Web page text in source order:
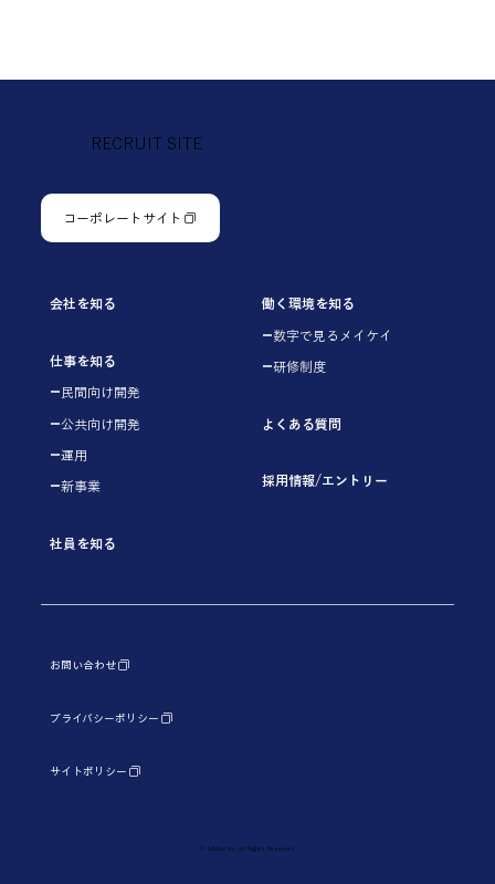
RECRUIT SITE
コーポレートサイト
会社を知る
仕事を知る
民間向け開発
公共向け開発
運用
新事業
社員を知る
働く環境を知る
数字で見るメイケイ
研修制度
よくある質問
採用情報/エントリー
プライバシーポリシー
サイトポリシー
© Meikei Inc. All Rights Reserved.